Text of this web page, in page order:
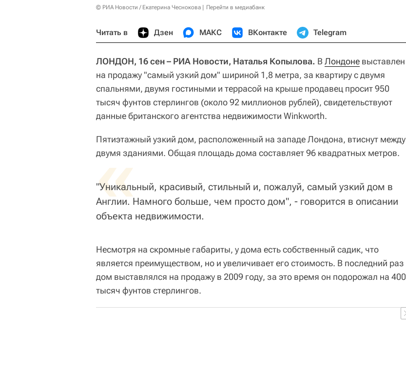
© РИА Новости / Екатерина Чеснокова Перейти в медиабанк
Читать в Дзен МАКС ВКонтакте Telegram
ЛОНДОН, 16 сен – РИА Новости, Наталья Копылова. В Лондоне выставлен
на продажу "самый узкий дом" шириной 1,8 метра, за квартиру с двумя
спальнями, двумя гостиными и террасой на крыше продавец просит 950
тысяч фунтов стерлингов (около 92 миллионов рублей), свидетельствуют
данные британского агентства недвижимости Winkworth.
Пятиэтажный узкий дом, расположенный на западе Лондона, втиснут между
двумя зданиями. Общая площадь дома составляет 96 квадратных метров.
«
"Уникальный, красивый, стильный и, пожалуй, самый узкий дом в
Англии. Намного больше, чем просто дом", - говорится в описании
объекта недвижимости.
Несмотря на скромные габариты, у дома есть собственный садик, что
является преимуществом, но и увеличивает его стоимость. В последний раз
дом выставлялся на продажу в 2009 году, за это время он подорожал на 400
тысяч фунтов стерлингов.